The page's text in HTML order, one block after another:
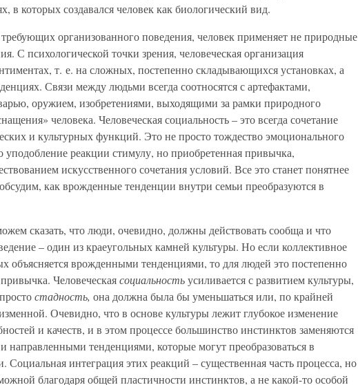
в которых создавался человек как биологический вид.
организованного поведения, человек применяет не природные
С психологической точки зрения, человеческая организация
т. е. на сложных, постепенно складывающихся установках, а
Связи между людьми всегда соотносятся с артефактами,
оружием, изобретениями, выходящими за рамки природного
человека. Человеческая социальность – это всегда сочетание
и культурных функций. Это не просто тождество эмоционального
уподобление реакции стимулу, но приобретенная привычка,
искусственного сочетания условий. Все это станет понятнее
как врожденные тенденции внутри семьи преобразуются в
сказать, что люди, очевидно, должны действовать сообща и что
– один из краеугольных камней культуры. Но если коллективное
объясняется врожденными тенденциями, то для людей это постепенно
Человеческаясоциальностьусиливается с развитием культуры,
стадность, она должна была бы уменьшаться или, по крайней
Очевидно, что в основе культуры лежит глубокое изменение
и качеств, и в этом процессе большинство инстинктов заменяются
направленными тенденциями, которые могут преобразоваться в
Социальная интеграция этих реакций – существенная часть процесса, но
благодаря общей пластичности инстинктов, а не какой-то особой